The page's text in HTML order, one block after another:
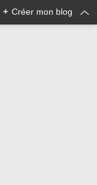
+ Créer mon blog